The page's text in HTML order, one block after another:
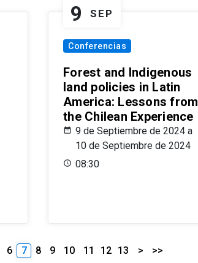
9 SEP
Conferencias
Forest and Indigenous
land policies in Latin
America: Lessons from
the Chilean Experience
9 de Septiembre de 2024 a
10 de Septiembre de 2024
08:30
6 7 8 9 10 11 12 13 > >>